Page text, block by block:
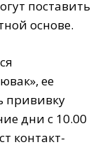
поставить
основе.
ее
прививку
дни с 10.00
контакт-